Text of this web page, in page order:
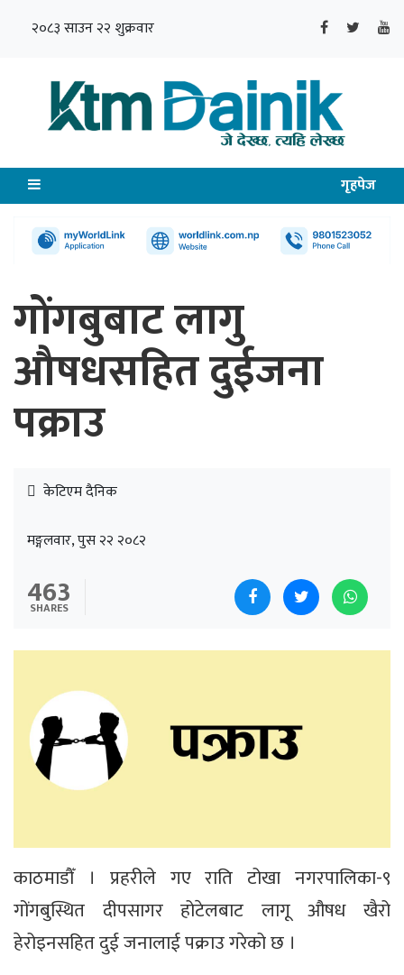
२०८३ साउन २२ शुक्रवार
गृहपेज
गोंगबुबाट लागु
औषधसहित दुईजना
पक्राउ
केटिएम दैनिक
मङ्गलवार, पुस २२ २०८२
463
SHARES
काठमाडौँ । प्रहरीले गए राति टोखा नगरपालिका-९
गोंगबुस्थित दीपसागर होटेलबाट लागू औषध खैरो
हेरोइनसहित दुई जनालाई पक्राउ गरेको छ ।